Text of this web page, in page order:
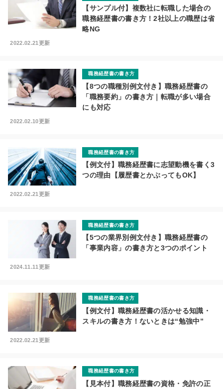
【サンプル付】複数社に転職した場合の
職務経歴書の書き方！2社以上の職歴は省
略NG
2022.02.21更新
職務経歴書の書き方
【8つの職種別例文付き】職務経歴書の
「職務要約」の書き方｜転職が多い場合
にも対応
2022.02.10更新
職務経歴書の書き方
【例文付】職務経歴書に志望動機を書く3
つの理由【履歴書とかぶってもOK】
2022.02.21更新
職務経歴書の書き方
【5つの業界別例文付き】職務経歴書の
「事業内容」の書き方と3つのポイント
2024.11.11更新
職務経歴書の書き方
【例文付】職務経歴書の活かせる知識・
スキルの書き方！ないときは“勉強中”
2022.02.21更新
職務経歴書の書き方
【見本付】職務経歴書の資格・免許の正